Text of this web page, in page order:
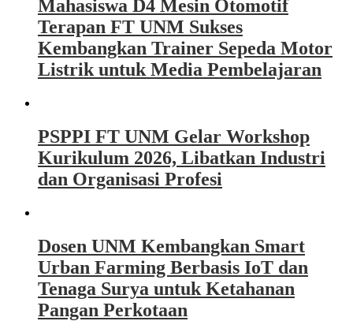
Mahasiswa D4 Mesin Otomotif
Terapan FT UNM Sukses
Kembangkan Trainer Sepeda Motor
Listrik untuk Media Pembelajaran
PSPPI FT UNM Gelar Workshop
Kurikulum 2026, Libatkan Industri
dan Organisasi Profesi
Dosen UNM Kembangkan Smart
Urban Farming Berbasis IoT dan
Tenaga Surya untuk Ketahanan
Pangan Perkotaan